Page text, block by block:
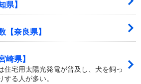
県】
【奈良県】
崎県】
住宅用太陽光発電が普及し、犬を飼っ
る人が多い。